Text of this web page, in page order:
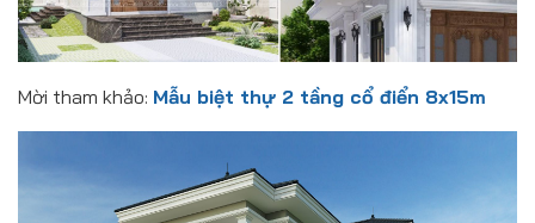
Mời tham khảo: Mẫu biệt thự 2 tầng cổ điển 8x15m